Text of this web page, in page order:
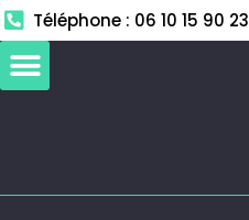
Aller
au
contenu
Téléphone : 06 10 15 90 23